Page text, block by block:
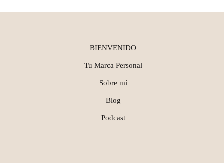
BIENVENIDO
Tu Marca Personal
Sobre mí
Blog
Podcast